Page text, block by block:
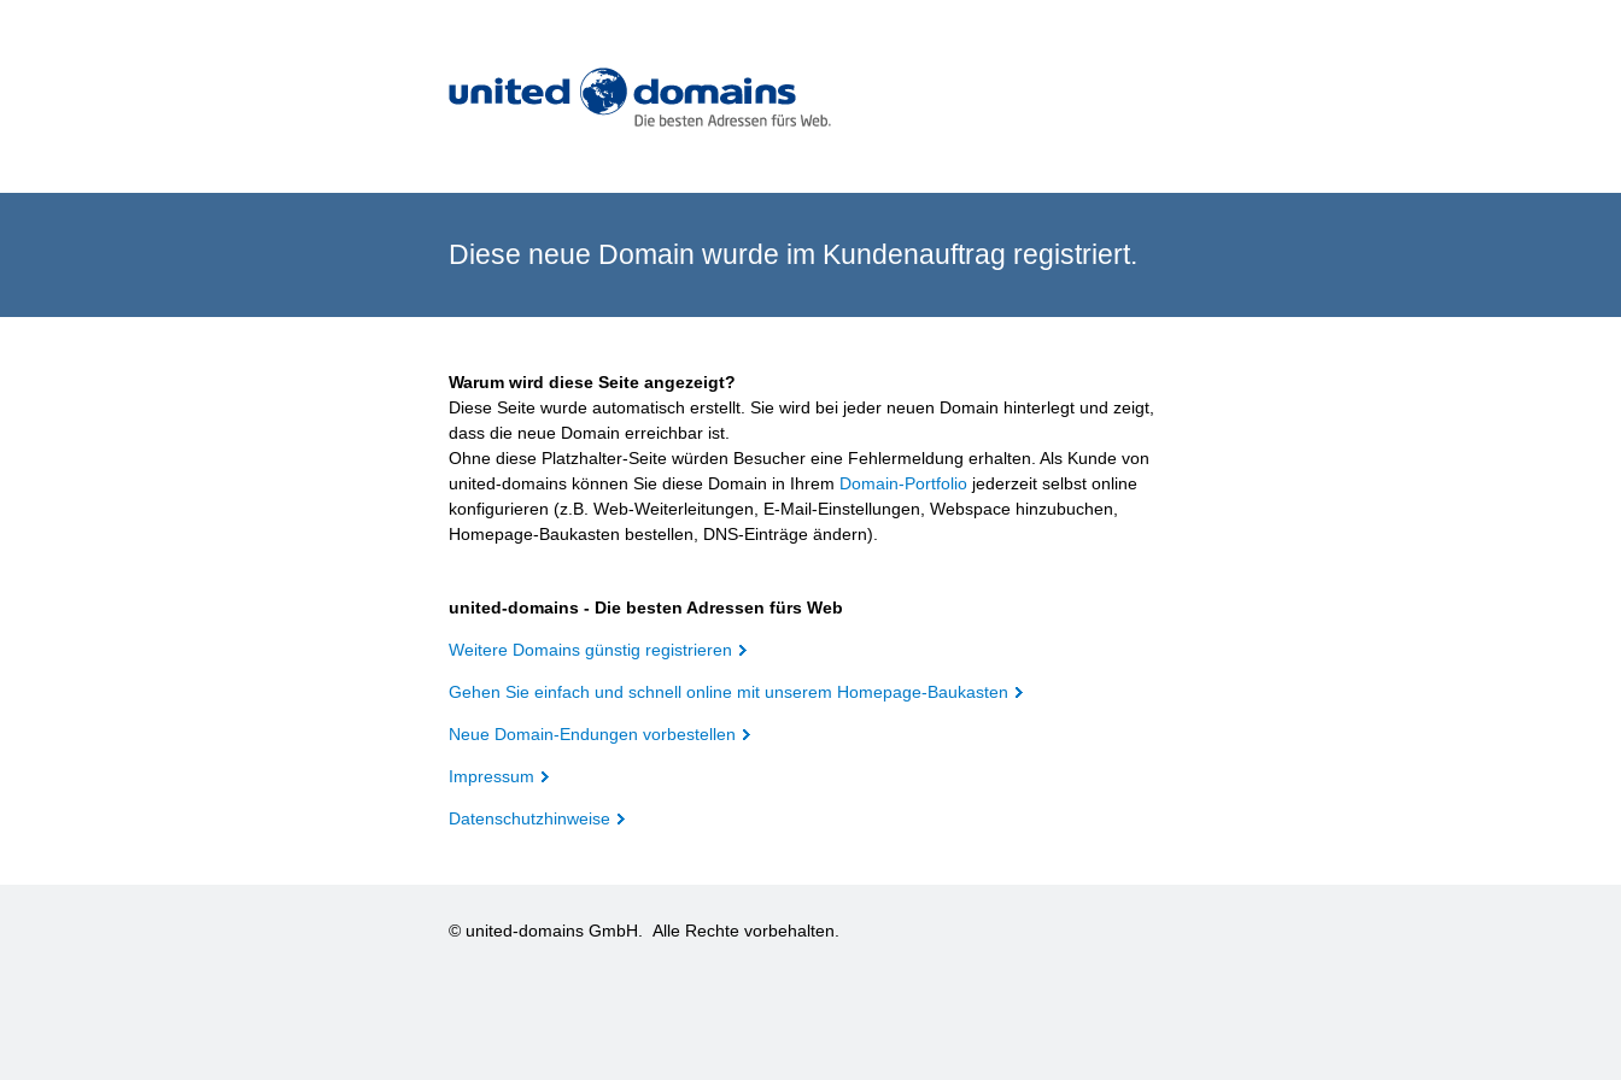
Diese neue Domain wurde im Kundenauftrag registriert.
Warum wird diese Seite angezeigt?
Diese Seite wurde automatisch erstellt. Sie wird bei jeder neuen Domain hinterlegt und zeigt,
dass die neue Domain erreichbar ist.
Ohne diese Platzhalter-Seite würden Besucher eine Fehlermeldung erhalten. Als Kunde von
united-domains können Sie diese Domain in Ihrem Domain-Portfolio jederzeit selbst online
konfigurieren (z.B. Web-Weiterleitungen, E-Mail-Einstellungen, Webspace hinzubuchen,
Homepage-Baukasten bestellen, DNS-Einträge ändern).
united-domains - Die besten Adressen fürs Web
Weitere Domains günstig registrieren
Gehen Sie einfach und schnell online mit unserem Homepage-Baukasten
Neue Domain-Endungen vorbestellen
Impressum
Datenschutzhinweise
© united-domains GmbH. Alle Rechte vorbehalten.